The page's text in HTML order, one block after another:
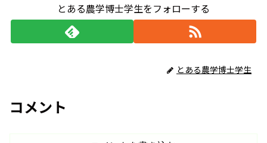
とある農学博士学生をフォローする
とある農学博士学生
コメント